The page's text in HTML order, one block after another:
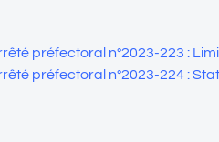
préfectoral n°2023-223 :
préfectoral n°2023-224 :